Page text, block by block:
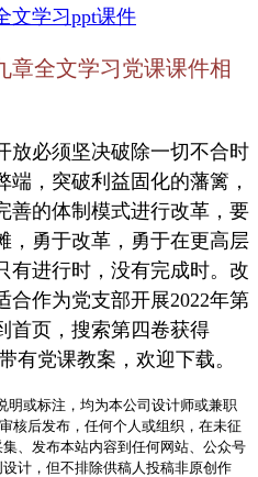
文学习ppt课件
章全文学习党课课件相
放必须坚决破除一切不合时
，突破利益固化的藩篱，
善的体制模式进行改革，要
，勇于改革，勇于在更高层
有进行时，没有完成时。改
合作为党支部开展2022年第
首页，搜索第四卷获得
有党课教案，欢迎下载。
明或标注，均为本公司设计师或兼职
核后发布，任何个人或组织，在未征
、发布本站内容到任何网站、公众号
计，但不排除供稿人投稿非原创作